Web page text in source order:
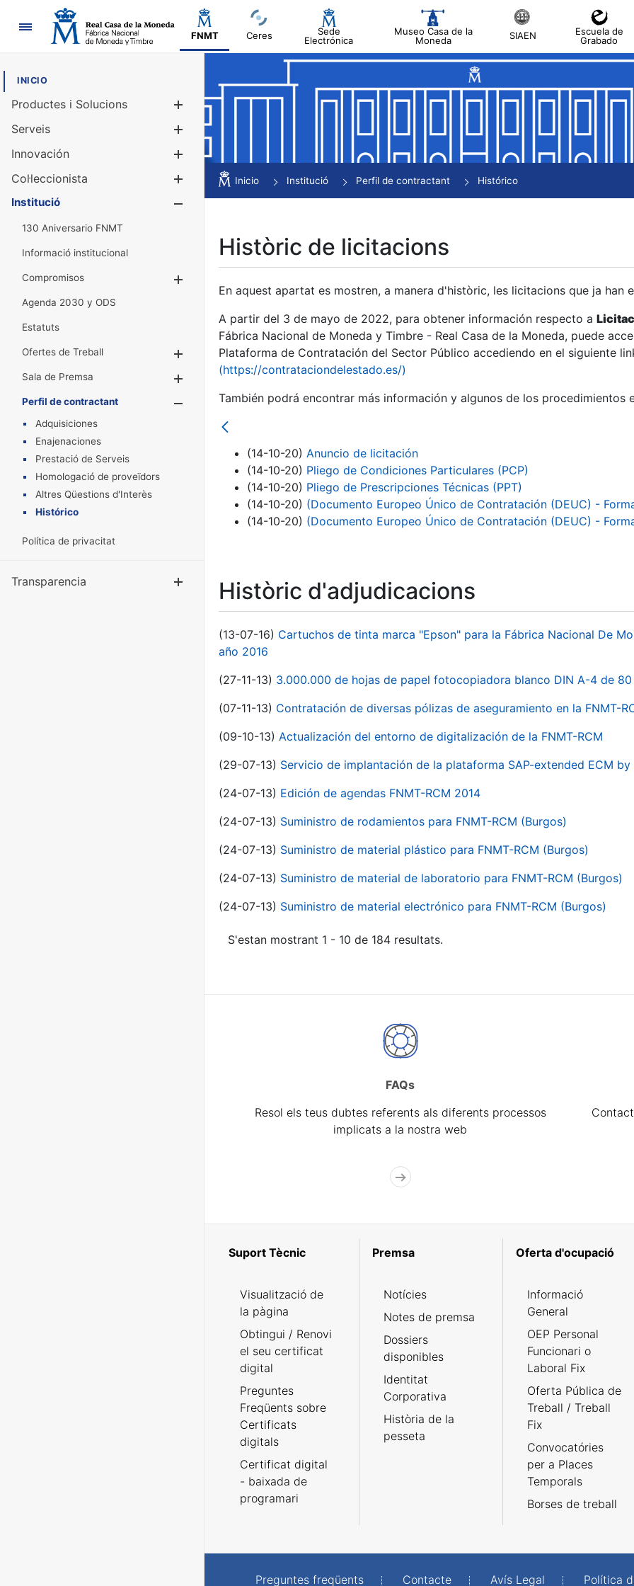
Navegació
FNMT Ceres
Sede
Electrónica
Museo Casa de la
Moneda
SIAEN
Escuela de
Grabado
INICIO
Productes i Solucions
Mostra/Amaga
Serveis
Innovación
Col·leccionista
Mostra/Amaga
Institució
130 Aniversario FNMT
Informació institucional
Compromisos
Agenda 2030 y ODS
Estatuts
Ofertes de Treball
Mostra/Amaga
Sala de Premsa
Mostra/Amaga
Perfil de contractant
Mostra/Amaga
Adquisiciones
Enajenaciones
Prestació de Serveis
Homologació de proveïdors
Altres Qüestions d'Interès
Histórico
Política de privacitat
Transparencia Mostra/Amaga
Inicio Institució Perfil de contractant Histórico
Històric de licitacions
En aquest apartat es mostren, a manera d'històric, les licitacions que ja
A partir del 3 de mayo de 2022, para obtener información respecto a
Fábrica Nacional de Moneda y Timbre - Real Casa de la Moneda, puede
Plataforma de Contratación del Sector Público accediendo en el siguiente
(https://contrataciondelestado.es/)
También podrá encontrar más información y algunos de los procedimientos
(14-10-20) Anuncio de licitación
(14-10-20) Pliego de Condiciones Particulares (PCP)
(14-10-20) Pliego de Prescripciones Técnicas (PPT)
(14-10-20) (Documento Europeo Único de Contratación (DEUC) -
(14-10-20) (Documento Europeo Único de Contratación (DEUC) -
Històric d'adjudicacions
(13-07-16) Cartuchos de tinta marca "Epson" para la Fábrica Nacional De
año 2016
(27-11-13) 3.000.000 de hojas de papel fotocopiadora blanco DIN A-4 de 80
(07-11-13) Contratación de diversas pólizas de aseguramiento en la FNMT-
(09-10-13) Actualización del entorno de digitalización de la FNMT-RCM
(29-07-13) Servicio de implantación de la plataforma SAP-extended ECM by
(24-07-13) Edición de agendas FNMT-RCM 2014
(24-07-13) Suministro de rodamientos para FNMT-RCM (Burgos)
(24-07-13) Suministro de material plástico para FNMT-RCM (Burgos)
(24-07-13) Suministro de material de laboratorio para FNMT-RCM (Burgos)
(24-07-13) Suministro de material electrónico para FNMT-RCM (Burgos)
S'estan mostrant 1 - 10 de 184 resultats.
FAQs
Resol els teus dubtes referents als diferents processos
implicats a la nostra web
Suport Tècnic
Visualització de
la pàgina
Obtingui / Renovi
el seu certificat
digital
Preguntes
Freqüents sobre
Certificats
digitals
Certificat digital
- baixada de
programari
Premsa
Notícies
Notes de premsa
Dossiers
disponibles
Identitat
Corporativa
Història de la
pesseta
Oferta d'ocupació
Informació
General
OEP Personal
Funcionari o
Laboral Fix
Oferta Pública de
Treball / Treball
Fix
Convocatóries
per a Places
Temporals
Borses de treball
Preguntes freqüents Contacte Avís Legal Política